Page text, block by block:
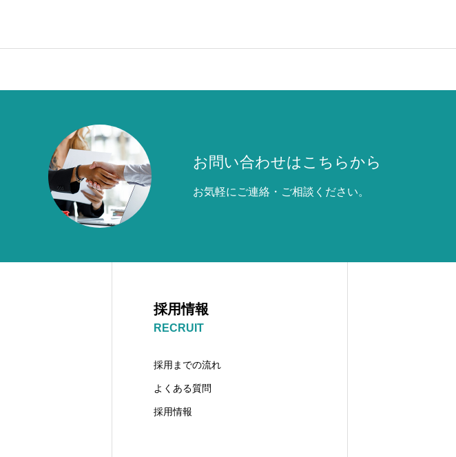
お問い合わせはこちらから
お気軽にご連絡・ご相談ください。
採用情報
RECRUIT
採用までの流れ
よくある質問
採用情報